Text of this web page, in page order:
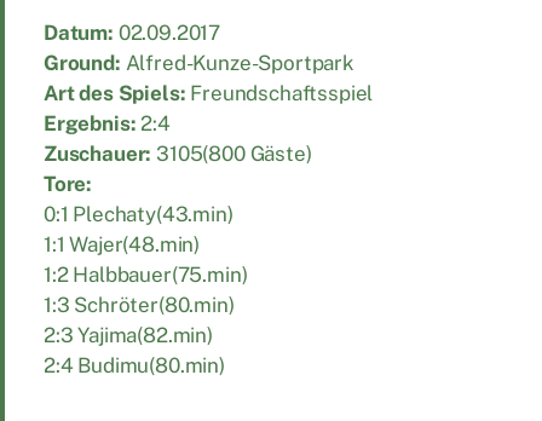
Datum: 02.09.2017
Ground: Alfred-Kunze-Sportpark
Art des Spiels: Freundschaftsspiel
Ergebnis: 2:4
Zuschauer: 3105(800 Gäste)
Tore:
0:1 Plechaty(43.min)
1:1 Wajer(48.min)
1:2 Halbbauer(75.min)
1:3 Schröter(80.min)
2:3 Yajima(82.min)
2:4 Budimu(80.min)